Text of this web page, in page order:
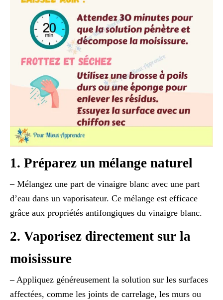
1. Préparez un mélange naturel
– Mélangez une part de vinaigre blanc avec une part
d’eau dans un vaporisateur. Ce mélange est efficace
grâce aux propriétés antifongiques du vinaigre blanc.
2. Vaporisez directement sur la
moisissure
– Appliquez généreusement la solution sur les surfaces
affectées, comme les joints de carrelage, les murs ou